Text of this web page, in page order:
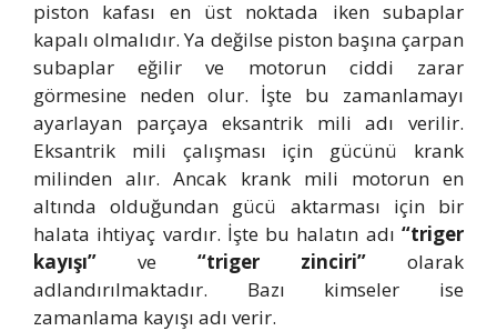
piston kafası en üst noktada iken subaplar
kapalı olmalıdır. Ya değilse piston başına çarpan
subaplar eğilir ve motorun ciddi zarar
görmesine neden olur. İşte bu zamanlamayı
ayarlayan parçaya eksantrik mili adı verilir.
Eksantrik mili çalışması için gücünü krank
milinden alır. Ancak krank mili motorun en
altında olduğundan gücü aktarması için bir
halata ihtiyaç vardır. İşte bu halatın adı “triger
kayışı” ve “triger zinciri” olarak
adlandırılmaktadır. Bazı kimseler ise
zamanlama kayışı adı verir.